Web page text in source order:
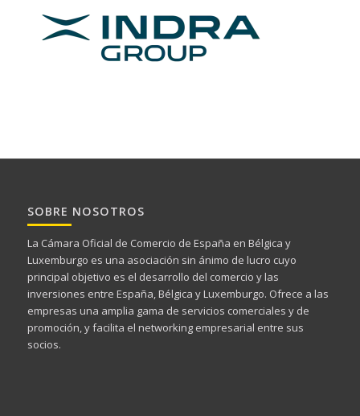
SOBRE NOSOTROS
La Cámara Oficial de Comercio de España en Bélgica y
Luxemburgo es una asociación sin ánimo de lucro cuyo
principal objetivo es el desarrollo del comercio y las
inversiones entre España, Bélgica y Luxemburgo. Ofrece a las
empresas una amplia gama de servicios comerciales y de
promoción, y facilita el networking empresarial entre sus
socios.